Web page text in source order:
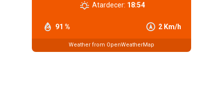
91 % 2 Km/h
Atardecer: 18:54
Weather from OpenWeatherMap